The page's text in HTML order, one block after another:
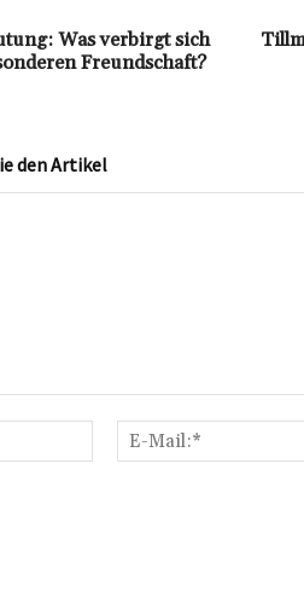
Was verbirgt sich
Freundschaft?
den Artikel
Name:*